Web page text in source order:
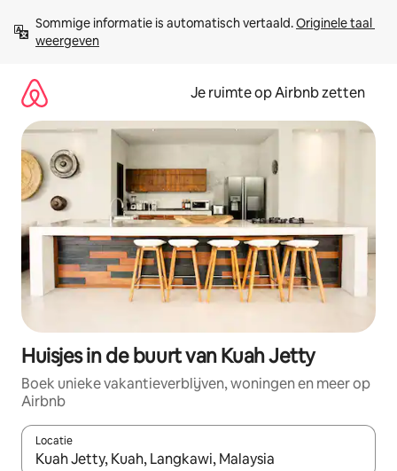
direct
naar
Sommige informatie is automatisch vertaald. Originele taal
weergeven
Je ruimte op Airbnb zetten
Huisjes in de buurt van Kuah Jetty
Boek unieke vakantieverblijven, woningen en meer op
Airbnb
Locatie
Wanneer er suggesties beschikbaar zijn, maak je een keuze